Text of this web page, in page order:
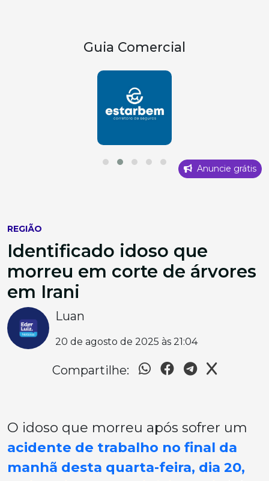
Guia Comercial
Anuncie grátis
REGIÃO
Identificado idoso que
morreu em corte de árvores
em Irani
Luan
20 de agosto de 2025 às 21:04
Compartilhe:
O idoso que morreu após sofrer um
acidente de trabalho no final da
manhã desta quarta-feira, dia 20,